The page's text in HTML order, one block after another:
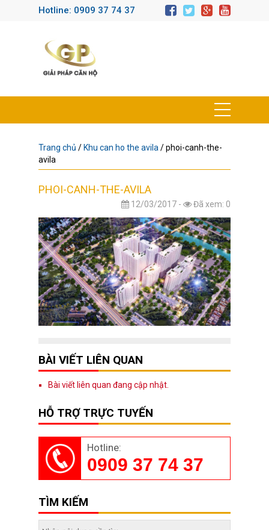
Hotline: 0909 37 74 37
Trang chủ / Khu can ho the avila /phoi-canh-the-
avila
PHOI-CANH-THE-AVILA
12/03/2017 - Đã xem: 0
BÀI VIẾT LIÊN QUAN
Bài viết liên quan đang cập nhật.
HỖ TRỢ TRỰC TUYẾN
Hotline:
0909 37 74 37
TÌM KIẾM